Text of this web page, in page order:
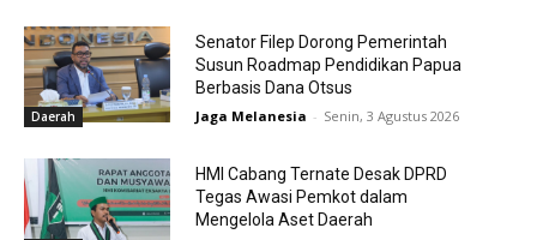
Daerah
Senator Filep Dorong Pemerintah
Susun Roadmap Pendidikan Papua
Berbasis Dana Otsus
Jaga Melanesia - Senin, 3 Agustus 2026
HMI Cabang Ternate Desak DPRD
Tegas Awasi Pemkot dalam
Mengelola Aset Daerah